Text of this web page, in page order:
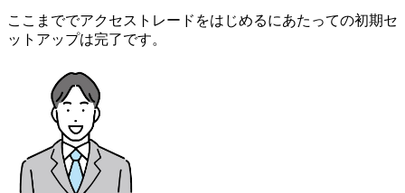
ここまででアクセストレードをはじめるにあたっての初期セ
ットアップは完了です。